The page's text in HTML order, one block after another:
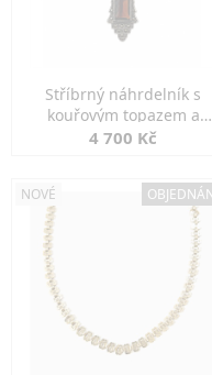
Stříbrný náhrdelník s
kouřovým topazem a
markazity
4 700 Kč
NOVÉ